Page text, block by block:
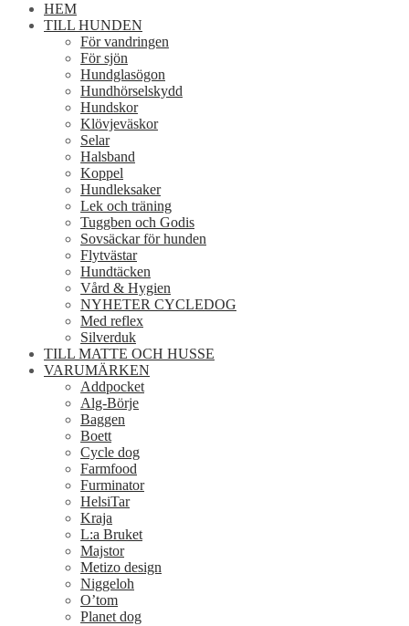
HEM
TILL HUNDEN
För vandringen
För sjön
Hundglasögon
Hundhörselskydd
Hundskor
Klövjeväskor
Selar
Halsband
Koppel
Hundleksaker
Lek och träning
Tuggben och Godis
Sovsäckar för hunden
Flytvästar
Hundtäcken
Vård & Hygien
NYHETER CYCLEDOG
Med reflex
Silverduk
TILL MATTE OCH HUSSE
VARUMÄRKEN
Addpocket
Alg-Börje
Baggen
Boett
Cycle dog
Farmfood
Furminator
HelsiTar
Kraja
L:a Bruket
Majstor
Metizo design
Niggeloh
O’tom
Planet dog